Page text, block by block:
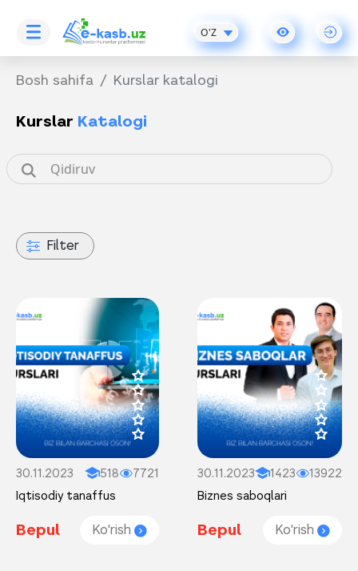
O'Z
Bosh sahifa Kurslar katalogi
Kurslar Katalogi
Filter
30.11.2023 518
7721
Iqtisodiy tanaffus
Bepul Ko'rish
30.11.2023 1423
13922
Biznes saboqlari
Bepul Ko'rish